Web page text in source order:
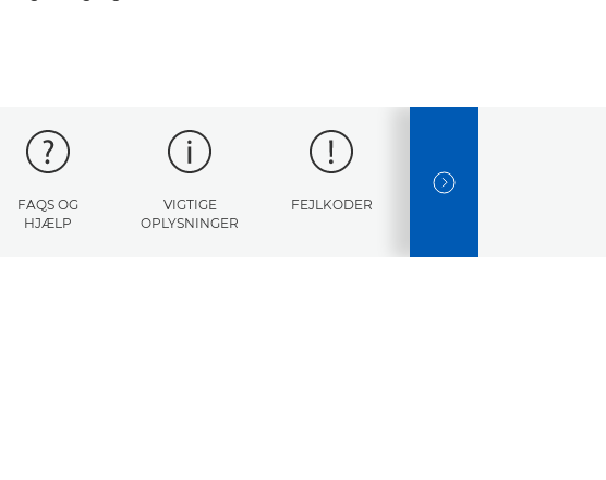
FAQS OG
HJÆLP
VIGTIGE
OPLYSNINGER
FEJLKODER
NEXT SLIDE